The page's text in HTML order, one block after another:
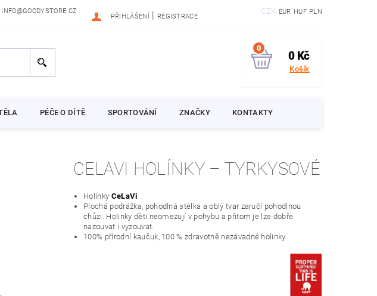
INFO@GOODYSTORE.CZ CZK EUR HUF PLN
PŘIHLÁŠENÍ | REGISTRACE
0
0 Kč
Košík
PÉČE O DÍTĚ SPORTOVÁNÍ ZNAČKY KONTAKTY
CELAVI HOLÍNKY – TYRKYSOVÉ
Holinky CeLaVi
Plochá podrážka, pohodlná stélka a oblý tvar zaručí pohodlnou
chůzi. Holinky děti neomezují v pohybu a přitom je lze dobře
nazouvat i vyzouvat.
100% přírodní kaučuk, 100 % zdravotně nezávadné holinky